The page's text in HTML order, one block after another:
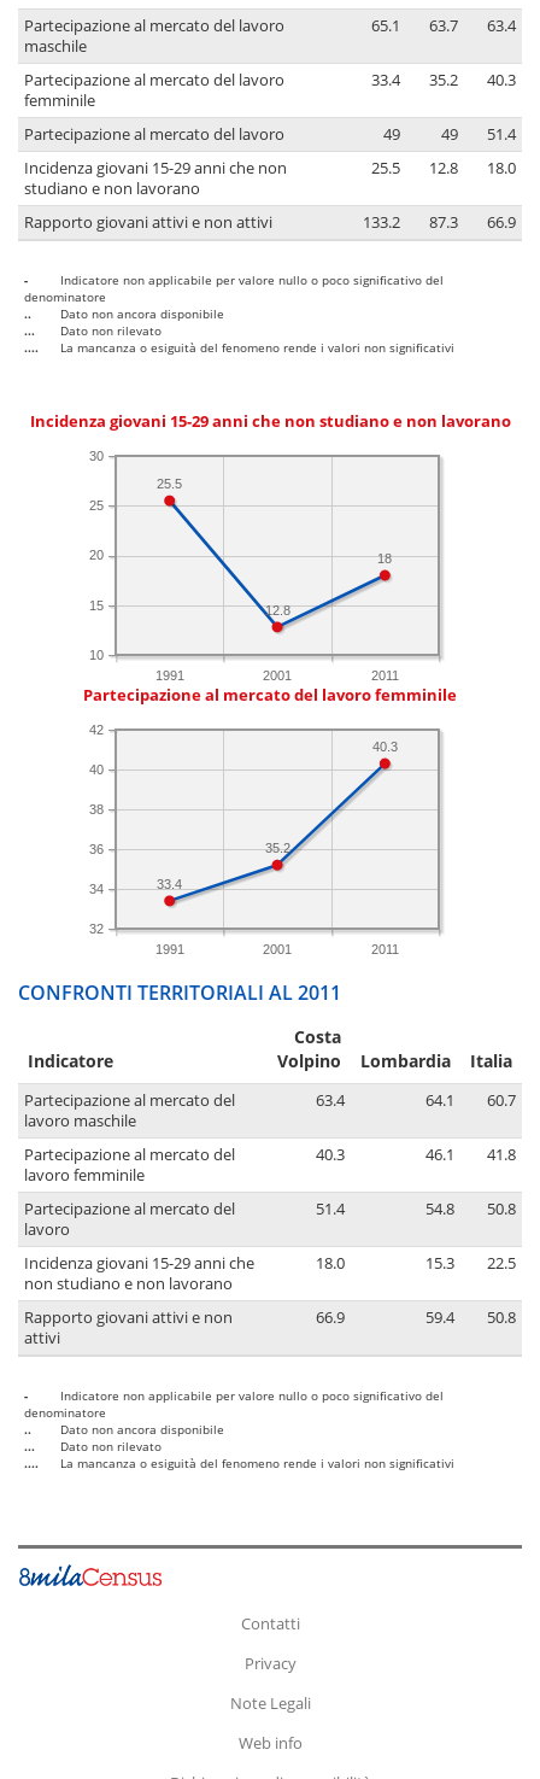
Partecipazione al mercato del lavoro
maschile
65.1 63.7 63.4
Partecipazione al mercato del lavoro
femminile
33.4 35.2 40.3
Partecipazione al mercato del lavoro 49 49
51.4
Incidenza giovani 15-29 anni che non
studiano e non lavorano
25.5 12.8 18.0
Rapporto giovani attivi e non attivi 133.2 87.3 66.9
-
Indicatore non applicabile per valore nullo o poco significativo del
denominatore
..
Dato non ancora disponibile
...
Dato non rilevato
....
La mancanza o esiguità del fenomeno rende i valori non significativi
Incidenza giovani 15-29 anni che non studiano e non lavorano
1991 2001 2011
10
15
20
25
30
18
12.8
25.5
Partecipazione al mercato del lavoro femminile
1991 2001 2011
32
34
36
38
40
42
40.3
35.2
33.4
CONFRONTI TERRITORIALI AL 2011
Indicatore
Costa
Volpino
Lombardia Italia
Partecipazione al mercato del
lavoro maschile
63.4 64.1 60.7
Partecipazione al mercato del
lavoro femminile
40.3 46.1 41.8
Partecipazione al mercato del
lavoro
51.4 54.8 50.8
Incidenza giovani 15-29 anni che
non studiano e non lavorano
18.0 15.3 22.5
Rapporto giovani attivi e non
attivi
66.9 59.4 50.8
-
Indicatore non applicabile per valore nullo o poco significativo del
denominatore
..
Dato non ancora disponibile
...
Dato non rilevato
....
La mancanza o esiguità del fenomeno rende i valori non significativi
Contatti
Privacy
Note Legali
Web info